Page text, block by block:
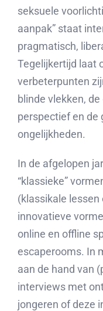
seksuele
aanpak” staat
pragmatisch,
Tegelijkertijd laat
verbeterpunten
blinde vlekken,
perspectief en de
ongelijkheden.
In de afgelopen
“klassieke”
(klassikale
innovatieve
online en offline
escaperooms. In
aan de hand van
interviews met
jongeren of deze